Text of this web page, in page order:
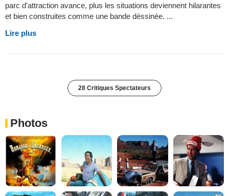
parc d'attraction avance, plus les situations deviennent hilarantes
et bien construites comme une bande déssinée. ...
Lire plus
28 Critiques Spectateurs
Photos